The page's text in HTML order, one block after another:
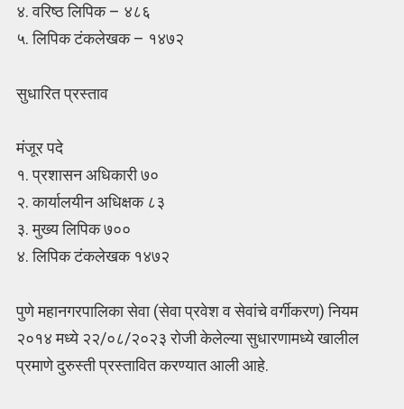
४. वरिष्ठ लिपिक – ४८६
५. लिपिक टंकलेखक – १४७२
सुधारित प्रस्ताव
मंजूर पदे
१. प्रशासन अधिकारी ७०
२. कार्यालयीन अधिक्षक ८३
३. मुख्य लिपिक ७००
४. लिपिक टंकलेखक १४७२
पुणे महानगरपालिका सेवा (सेवा प्रवेश व सेवांचे वर्गीकरण) नियम
२०१४ मध्ये २२/०८/२०२३ रोजी केलेल्या सुधारणामध्ये खालील
प्रमाणे दुरुस्ती प्रस्तावित करण्यात आली आहे.